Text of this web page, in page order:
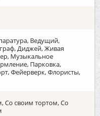
Ведущий,
Диджей, Живая
Музыкальное
Парковка,
Фейерверк, Флористы,
Со своим тортом, Со